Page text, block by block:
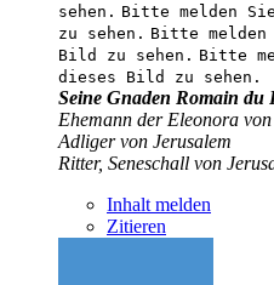
sehen. Bitte melden
zu sehen. Bitte
Bild zu sehen. Bitte
dieses Bild zu sehen.
Seine Gnaden Romain
Ehemann der Eleonora
Adliger von Jerusalem
Ritter, Seneschall von
Inhalt melden
Zitieren